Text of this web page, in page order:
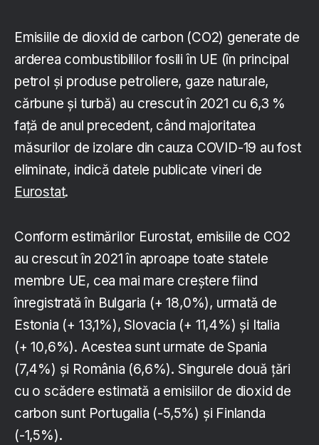
Emisiile de dioxid de carbon (CO2) generate de
arderea combustibililor fosili în UE (în principal
petrol și produse petroliere, gaze naturale,
cărbune și turbă) au crescut în 2021 cu 6,3 %
față de anul precedent, când majoritatea
măsurilor de izolare din cauza COVID-19 au fost
eliminate, indică datele publicate vineri de
Eurostat.
Conform estimărilor Eurostat, emisiile de CO2
au crescut în 2021 în aproape toate statele
membre UE, cea mai mare creștere fiind
înregistrată în Bulgaria (+ 18,0%), urmată de
Estonia (+ 13,1%), Slovacia (+ 11,4%) și Italia
(+ 10,6%). Acestea sunt urmate de Spania
(7,4%) şi România (6,6%). Singurele două țări
cu o scădere estimată a emisiilor de dioxid de
carbon sunt Portugalia (-5,5%) și Finlanda
(-1,5%).